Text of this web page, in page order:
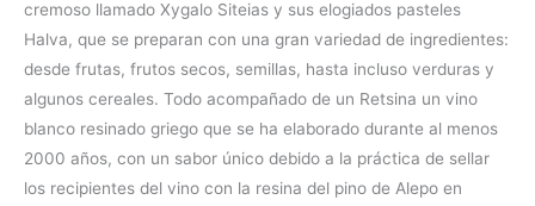
cremoso llamado Xygalo Siteias y sus elogiados pasteles
Halva, que se preparan con una gran variedad de ingredientes:
desde frutas, frutos secos, semillas, hasta incluso verduras y
algunos cereales. Todo acompañado de un Retsina un vino
blanco resinado griego que se ha elaborado durante al menos
2000 años, con un sabor único debido a la práctica de sellar
los recipientes del vino con la resina del pino de Alepo en